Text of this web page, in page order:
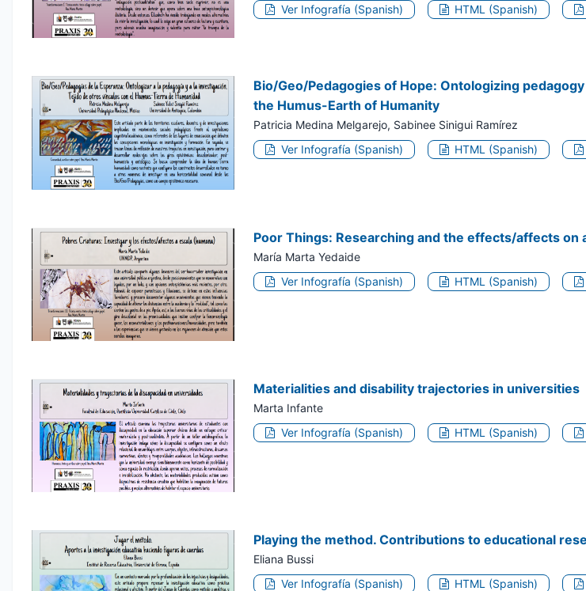
Ver Infografía (Spanish)
HTML (Spanish)
Bio/Geo/Pedagogies of Hope: Ontologizing
the Humus-Earth of Humanity
Patricia Medina Melgarejo, Sabinee Sinigui Ramírez
Ver Infografía (Spanish)
HTML (Spanish)
Poor Things: Researching and the effects/affects on
María Marta Yedaide
Ver Infografía (Spanish)
HTML (Spanish)
Materialities and disability trajectories in universities
Marta Infante
Ver Infografía (Spanish)
HTML (Spanish)
Playing the method. Contributions to educational
Eliana Bussi
Ver Infografía (Spanish)
HTML (Spanish)